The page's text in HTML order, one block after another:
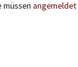
müssen angemeldet